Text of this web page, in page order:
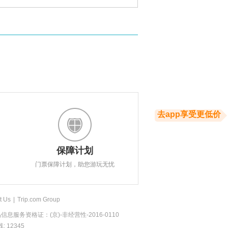
保障计划
门票保障计划，助您游玩无忧
Us Trip.com Group
息服务资格证：(京)-非经营性-2016-0110
: 12345
去app享受更低价